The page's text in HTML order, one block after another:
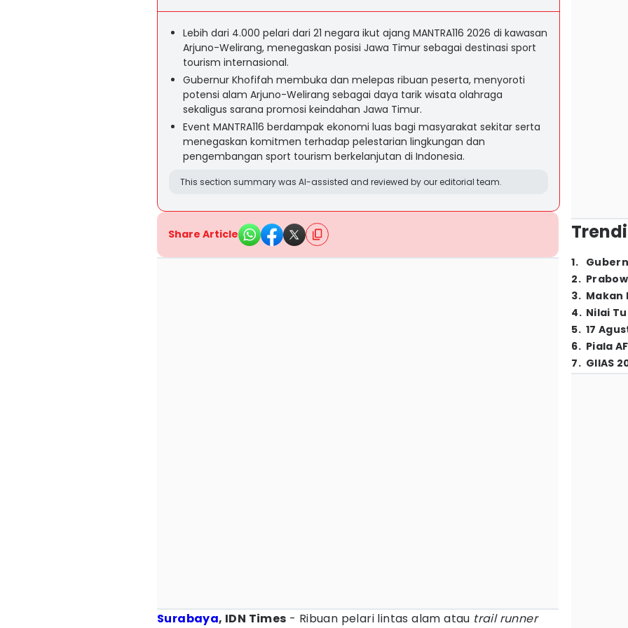
Lebih dari 4.000 pelari dari 21 negara ikut ajang MANTRA116 2026 di kawasan
Arjuno-Welirang, menegaskan posisi Jawa Timur sebagai destinasi sport
tourism internasional.
Gubernur Khofifah membuka dan melepas ribuan peserta, menyoroti
potensi alam Arjuno-Welirang sebagai daya tarik wisata olahraga
sekaligus sarana promosi keindahan Jawa Timur.
Event MANTRA116 berdampak ekonomi luas bagi masyarakat sekitar serta
menegaskan komitmen terhadap pelestarian lingkungan dan
pengembangan sport tourism berkelanjutan di Indonesia.
This section summary was AI-assisted and reviewed by our editorial team.
Share Article
Surabaya, IDN Times - Ribuan pelari lintas alam atau trail runner
1.
2.
3. Makan
4. Nilai
5. 17
6. Piala
7. GIIAS